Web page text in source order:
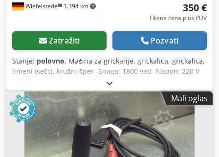
Wiefelstede 1.394 km 350 €
Fiksna cena plus PDV
Zatražiti Pozvati
Stanje: polovno, Mašina za grickanje, grickalica, grickalica,
limeni isečci, kružni šper -Snaga: 1800 vati -Napon: 220 V
Dcsdpfx Ajd Ryhqjk Uek -Max. Kapacitet sečenja: 4,5 mm -
Dimenzije: 570/220/H250 mm -Težina: 10,5 kg
Mali oglas